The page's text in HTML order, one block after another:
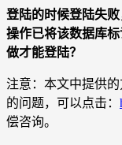
登陆的时候登陆失
操作已将该数据库
做才能登陆？
注意：本文中提供
的问题，可以点击：
偿咨询。